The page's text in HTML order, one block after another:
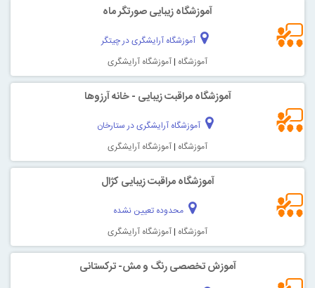
آموزشگاه زیبایی صورتگر ماه
آموزشگاه آرایشگری در چیتگر
آموزشگاه |آموزشگاه آرایشگری
آموزشگاه مراقبت زیبایی - خانه آرزوها
آموزشگاه آرایشگری در ستارخان
آموزشگاه |آموزشگاه آرایشگری
آموزشگاه مراقبت زیبایی کژال
محدوده تعیین نشده
آموزشگاه |آموزشگاه آرایشگری
آموزش تخصصی رنگ و مش- ترکستانی